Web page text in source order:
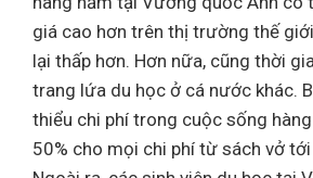
giá cao hơn trên thị trường thế
lại thấp hơn. Hơn nữa, cũng thời
trang lứa du học ở cá nước khác.
thiểu chi phí trong cuộc sống
50% cho mọi chi phí từ sách vở